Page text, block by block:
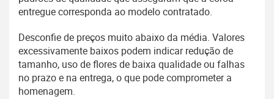
entregue corresponda ao modelo contratado.
Desconfie de preços muito abaixo da média. Valores
excessivamente baixos podem indicar redução de
tamanho, uso de flores de baixa qualidade ou falhas
no prazo e na entrega, o que pode comprometer a
homenagem.